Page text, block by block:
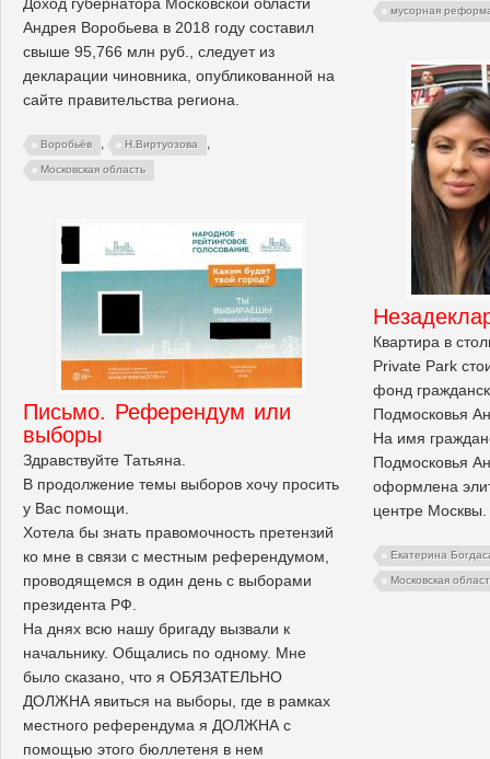
мусорная
Андрея Воробьева в 2018 году составил
свыше 95,766 млн руб., следует из
декларации чиновника, опубликованной на
сайте правительства региона.
Воробьёв , Н.Виртуозова ,
Московская область
Квартира в
Private Park
фонд
Подмосковья
На имя
Подмосковья
оформлена
центре Москвы.
Екатерина
Московская
Письмо. Референдум или
выборы
Здравствуйте Татьяна.
В продолжение темы выборов хочу просить
у Вас помощи.
Хотела бы знать правомочность претензий
ко мне в связи с местным референдумом,
проводящемся в один день с выборами
президента РФ.
На днях всю нашу бригаду вызвали к
начальнику. Общались по одному. Мне
было сказано, что я ОБЯЗАТЕЛЬНО
ДОЛЖНА явиться на выборы, где в рамках
местного референдума я ДОЛЖНА с
помощью этого бюллетеня в нем